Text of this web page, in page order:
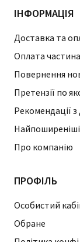
ІНФОРМАЦІЯ
Доставка та
Оплата
Повернення
Претензії по
Рекомендації з
Найпоширеніші
Про компанію
ПРОФІЛЬ
Особистий
Обране